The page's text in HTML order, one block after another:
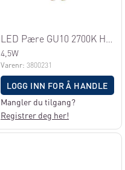
4,5W
Varenr: 3800231
LOGG INN FOR Å HANDLE
Mangler du tilgang?
Registrer deg her!